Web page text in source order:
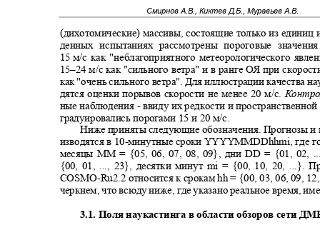
Смирнов А.В., Киктев Д.Б., Муравьев А.В.
(дихотомические) массивы, состоящие только из
денных испытаниях рассмотрены пороговые
15м/с как "неблагоприятного метеорологического
15‒24 м/с как "сильного ветра" и в ранге ОЯ при
как "очень сильного ветра". Для иллюстрации качества
дятся оценки порывов скорости не менее 20 м/с.
ные наблюдения -ввиду их редкости и
градуировались порогами 15 и 20 м/с.
Ниже приняты следующие обозначения. Прогнозы
изводятся в 10-минутные сроки YYYYMMDDhhmi, где
месяцы MM = {05, 06, 07, 08, 09}, дни DD = {01, 02,
{00, 01, ..., 23}, десятки минут mi = {00, 10, 20, ...}.
COSMO-Ru2.2 относится к срокам hh = {00, 03, 06, 09,
черкнем, что всюду ниже, где указано реальное время,
3.1. Поля наукастинга в области обзоров сети